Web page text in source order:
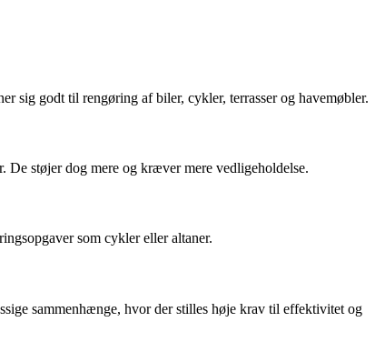
sig godt til rengøring af biler, cykler, terrasser og havemøbler.
De støjer dog mere og kræver mere vedligeholdelse.
som cykler eller altaner.
sammenhænge, hvor der stilles høje krav til effektivitet og